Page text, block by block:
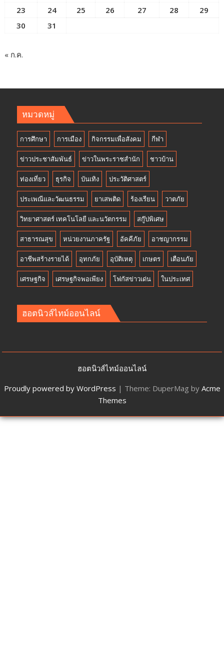
23
24 25 26 27 28
29
30
31
« ก.ค.
หมวดหมู่
การศึกษา การเมือง กิจกรรมเพื่อสังคม กีฬา
ข่าวประชาสัมพันธ์ ข่าวในพระราชสำนัก ชาวบ้าน
ท่องเที่ยว ธุรกิจ บันเทิง ประวัติศาสตร์
ประเพณีและวัฒนธรรม ยาเสพติด ร้องเรียน วาตภัย
วิทยาศาสตร์ เทคโนโลยี และนวัตกรรม สกู๊ปพิเศษ
สาธารณสุข หน่วยงานภาครัฐ อัคคีภัย อาชญากรรม
อาชีพสร้างรายได้ อุทกภัย อุบัติเหตุ เกษตร เตือนภัย
เศรษฐกิจ เศรษฐกิจพอเพียง โฟกัสข่าวเด่น ในประเทศ
ฮอตนิวส์ไทม์ออนไลน์
ฮอตนิวส์ไทม์ออนไลน์
Proudly powered by WordPress | Theme: DuperMag by Acme
Themes